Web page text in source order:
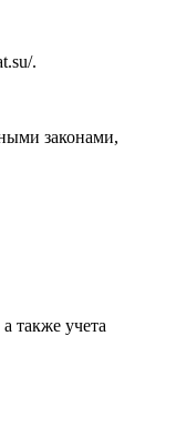
.
законами,
также учета